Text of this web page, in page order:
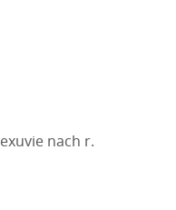
nach r.